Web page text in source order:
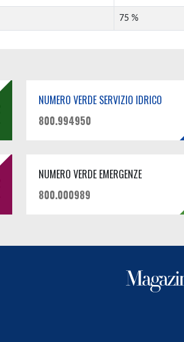
75 %
NUMERO VERDE SERVIZIO IDRICO
800.994950
NUMERO VERDE EMERGENZE
800.000989